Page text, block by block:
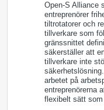
Open-S Alliance
entreprenörer
tiltrotatorer och
tillverkare som
gränssnittet
säkerställer att
tillverkare inte
arbetet på
entreprenörerna
flexibelt sätt